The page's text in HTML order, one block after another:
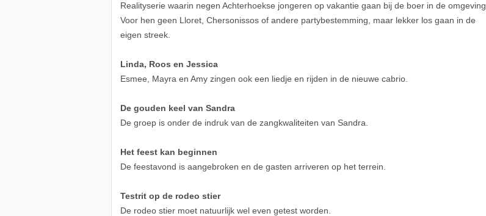
Realityserie waarin negen Achterhoekse jongeren op vakantie gaan bij de boer in de omgeving.
Voor hen geen Lloret, Chersonissos of andere partybestemming, maar lekker los gaan in de
eigen streek.
Linda, Roos en Jessica
Esmee, Mayra en Amy zingen ook een liedje en rijden in de nieuwe cabrio.
De gouden keel van Sandra
De groep is onder de indruk van de zangkwaliteiten van Sandra.
Het feest kan beginnen
De feestavond is aangebroken en de gasten arriveren op het terrein.
Testrit op de rodeo stier
De rodeo stier moet natuurlijk wel even getest worden.